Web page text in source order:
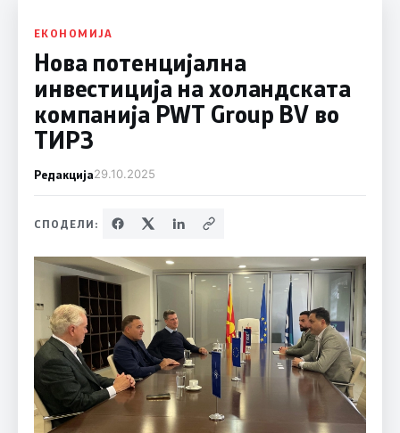
ЕКОНОМИЈА
Нова потенцијална
инвестиција на холандската
компанија PWT Group BV во
ТИРЗ
Редакција29.10.2025
СПОДЕЛИ: